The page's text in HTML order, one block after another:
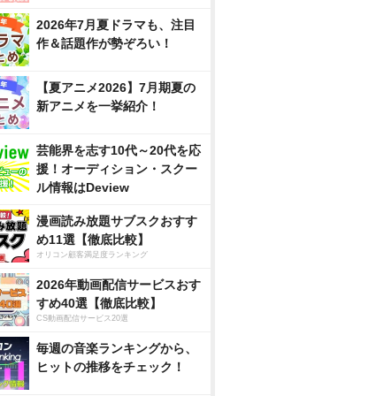
2026年7月夏ドラマも、注目
作＆話題作が勢ぞろい！
【夏アニメ2026】7月期夏の
新アニメを一挙紹介！
芸能界を志す10代～20代を応
援！オーディション・スクー
ル情報はDeview
漫画読み放題サブスクおすす
め11選【徹底比較】
オリコン顧客満足度ランキング
2026年動画配信サービスおす
すめ40選【徹底比較】
CS動画配信サービス20選
毎週の音楽ランキングから、
ヒットの推移をチェック！